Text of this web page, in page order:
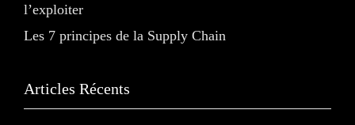
l’exploiter
Les 7 principes de la Supply Chain
Articles Récents